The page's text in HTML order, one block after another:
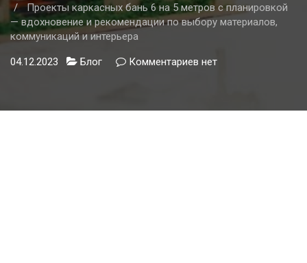
Проекты каркасных бань 6 на 5 метров с планировкой
— вдохновение и рекомендации по выбору материалов,
коммуникаций и интерьера
04.12.2023 Блог Комментариев кнет